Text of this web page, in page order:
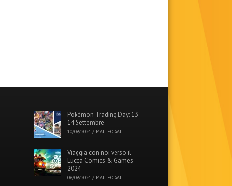
Pokémon Trading Day: 13 –
14 Settembre
10/09/2024/ MATTEO GATTI
Viaggia con noi verso il
Lucca Comics & Games
2024
06/09/2024/ MATTEO GATTI